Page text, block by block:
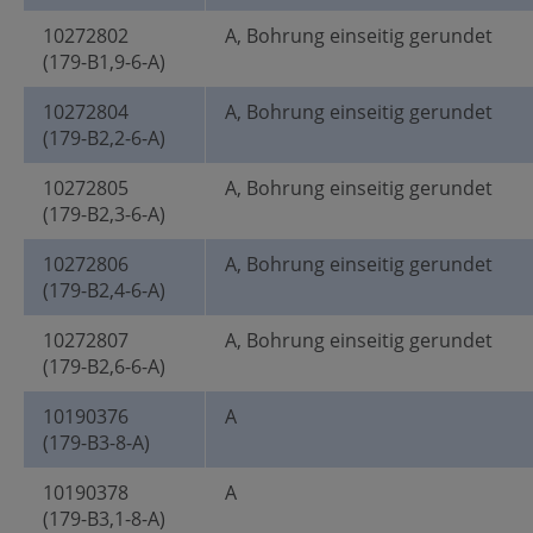
10272802
(179-B1,9-6-A)
A, Bohrung einseitig gerundet
10272804
(179-B2,2-6-A)
A, Bohrung einseitig gerundet
10272805
(179-B2,3-6-A)
A, Bohrung einseitig gerundet
10272806
(179-B2,4-6-A)
A, Bohrung einseitig gerundet
10272807
(179-B2,6-6-A)
A, Bohrung einseitig gerundet
10190376
(179-B3-8-A)
A
10190378
(179-B3,1-8-A)
A